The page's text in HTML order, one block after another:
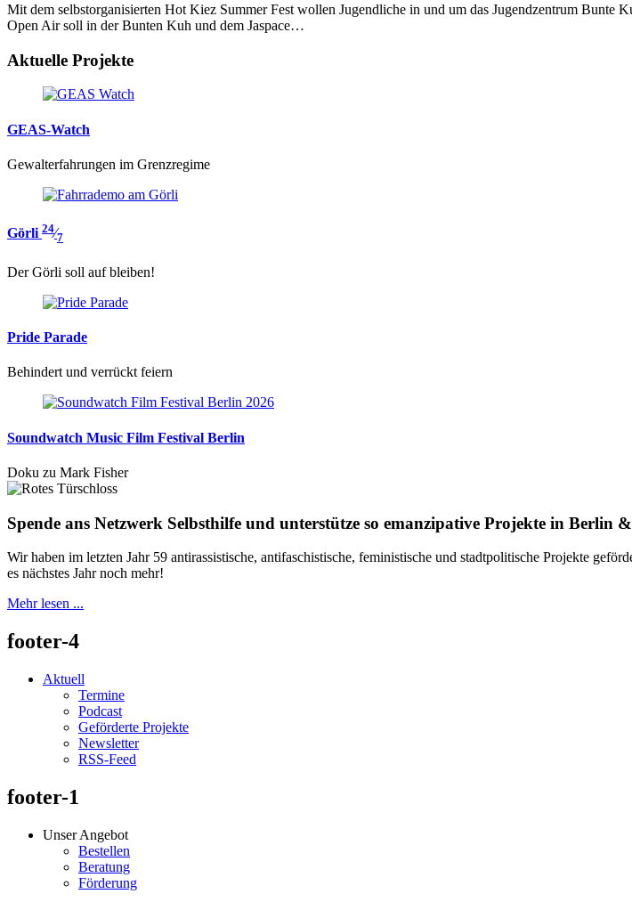
Mit dem selbstorganisierten Hot Kiez Summer Fest wollen Jugendliche in und um das Jugendzentrum
Open Air soll in der Bunten Kuh und dem Jaspace…
Aktuelle Projekte
GEAS-Watch
Gewalterfahrungen im Grenzregime
Görli 24⁄7
Der Görli soll auf bleiben!
Pride Parade
Behindert und verrückt feiern
Soundwatch Music Film Festival Berlin
Doku zu Mark Fisher
Spende ans Netzwerk Selbsthilfe und unterstütze so emanzipative Projekte in Berlin
Wir haben im letzten Jahr 59 antirassistische, antifaschistische, feministische und stadtpolitische Projekte
es nächstes Jahr noch mehr!
Mehr lesen ...
footer-4
Aktuell
Termine
Podcast
Geförderte Projekte
Newsletter
RSS-Feed
footer-1
Unser Angebot
Bestellen
Beratung
Förderung